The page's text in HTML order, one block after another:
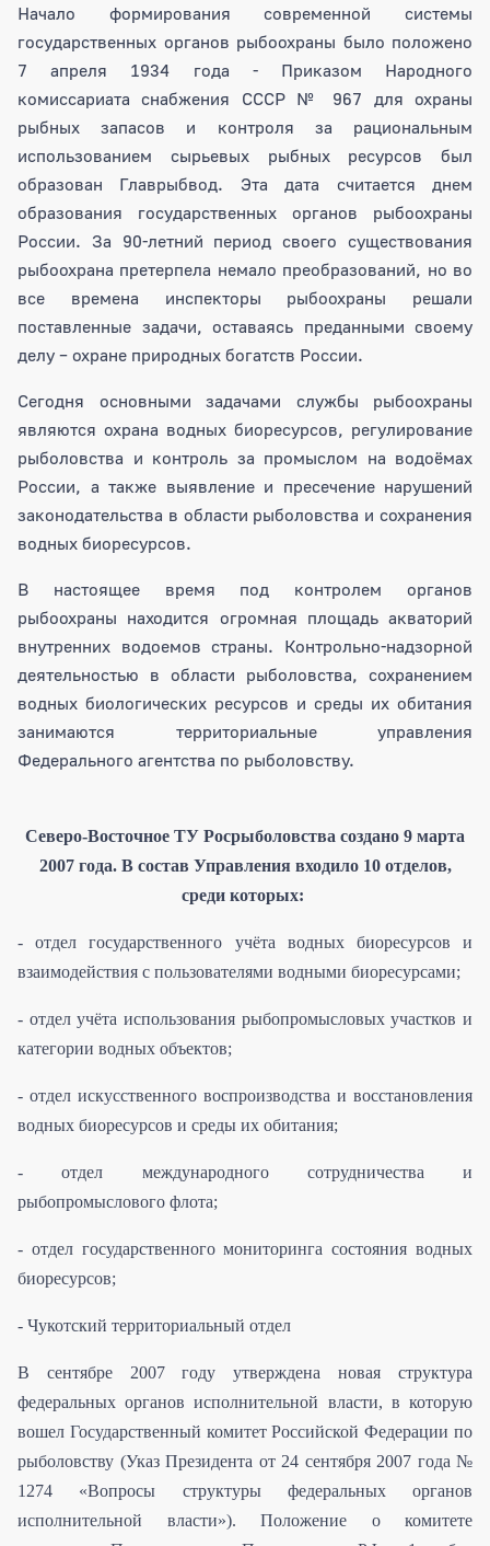
Начало формирования современной системы
государственных органов рыбоохраны было положено
7 апреля 1934 года - Приказом Народного
комиссариата снабжения СССР № 967 для охраны
рыбных запасов и контроля за рациональным
использованием сырьевых рыбных ресурсов был
образован Главрыбвод. Эта дата считается днем
образования государственных органов рыбоохраны
России. За 90-летний период своего существования
рыбоохрана претерпела немало преобразований, но во
все времена инспекторы рыбоохраны решали
поставленные задачи, оставаясь преданными своему
делу – охране природных богатств России.
Сегодня основными задачами службы рыбоохраны
являются охрана водных биоресурсов, регулирование
рыболовства и контроль за промыслом на водоёмах
России, а также выявление и пресечение нарушений
законодательства в области рыболовства и сохранения
водных биоресурсов.
В настоящее время под контролем органов
рыбоохраны находится огромная площадь акваторий
внутренних водоемов страны. Контрольно-надзорной
деятельностью в области рыболовства, сохранением
водных биологических ресурсов и среды их обитания
занимаются территориальные управления
Федерального агентства по рыболовству.
Северо-Восточное ТУ Росрыболовства создано 9 марта
2007 года. В состав Управления входило 10 отделов,
среди которых:
- отдел государственного учёта водных биоресурсов и
взаимодействия с пользователями водными биоресурсами;
- отдел учёта использования рыбопромысловых участков и
категории водных объектов;
- отдел искусственного воспроизводства и восстановления
водных биоресурсов и среды их обитания;
- отдел международного сотрудничества и
рыбопромыслового флота;
- отдел государственного мониторинга состояния водных
биоресурсов;
- Чукотский территориальный отдел
В сентябре 2007 году утверждена новая структура
федеральных органов исполнительной власти, в которую
вошел Государственный комитет Российской Федерации по
рыболовству (Указ Президента от 24 сентября 2007 года №
1274 «Вопросы структуры федеральных органов
исполнительной власти»). Положение о комитете